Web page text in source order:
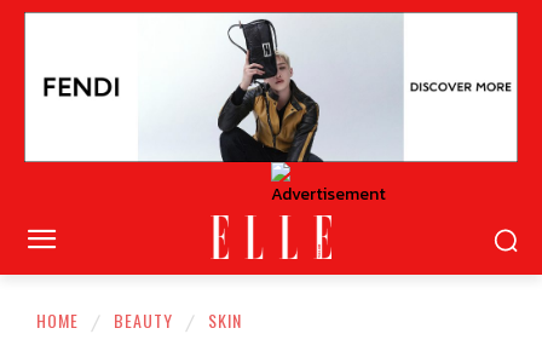
HOME BEAUTY SKIN